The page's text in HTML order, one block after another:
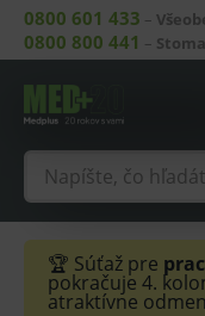
0800 601 433 –
0800 800 441 –
🏆 Súťaž pre
pokračuje 4.
atraktívne